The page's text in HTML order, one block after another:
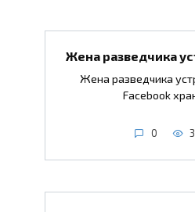
Жена разведчика
Жена разведчика
Facebook
0